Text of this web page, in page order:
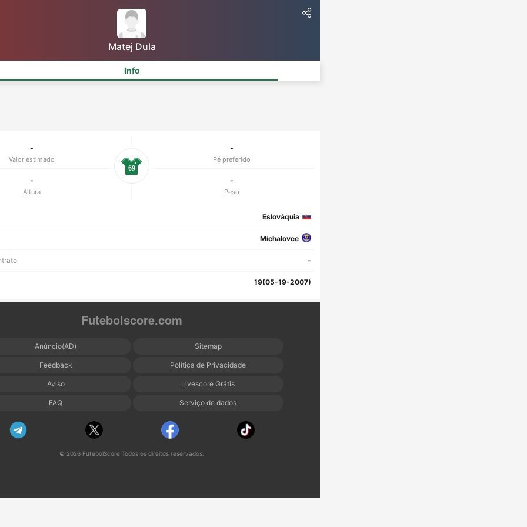
Matej Dula
Info
-
Valor estimado
-
Pé preferido
-
Altura
-
Peso
69
Eslováquia
Michalovce
-
19(05-19-2007)
Futebolscore.com
Anúncio(AD) Sitemap
Feedback Política de Privacidade
Aviso Livescore Grátis
FAQ Serviço de dados
© 2026 FutebolScore Todos os direitos reservados.